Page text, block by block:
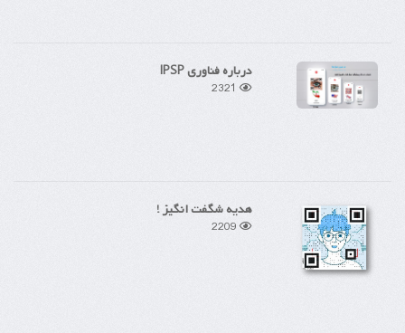
درباره فناوری IPSP
هدیه شگفت انگیز !